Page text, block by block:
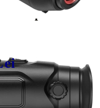
Câmp Vizual
Necesita confirmare